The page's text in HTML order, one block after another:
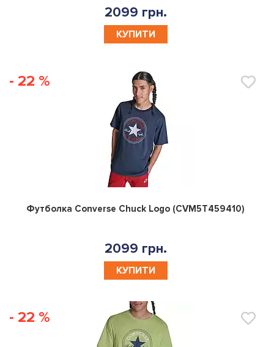
2099 грн.
КУПИТИ
- 22 %
0
Футболка Converse Chuck Logo (CVM5T459410)
2099 грн.
КУПИТИ
- 22 %